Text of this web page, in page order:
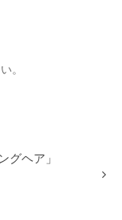
。
グヘア」